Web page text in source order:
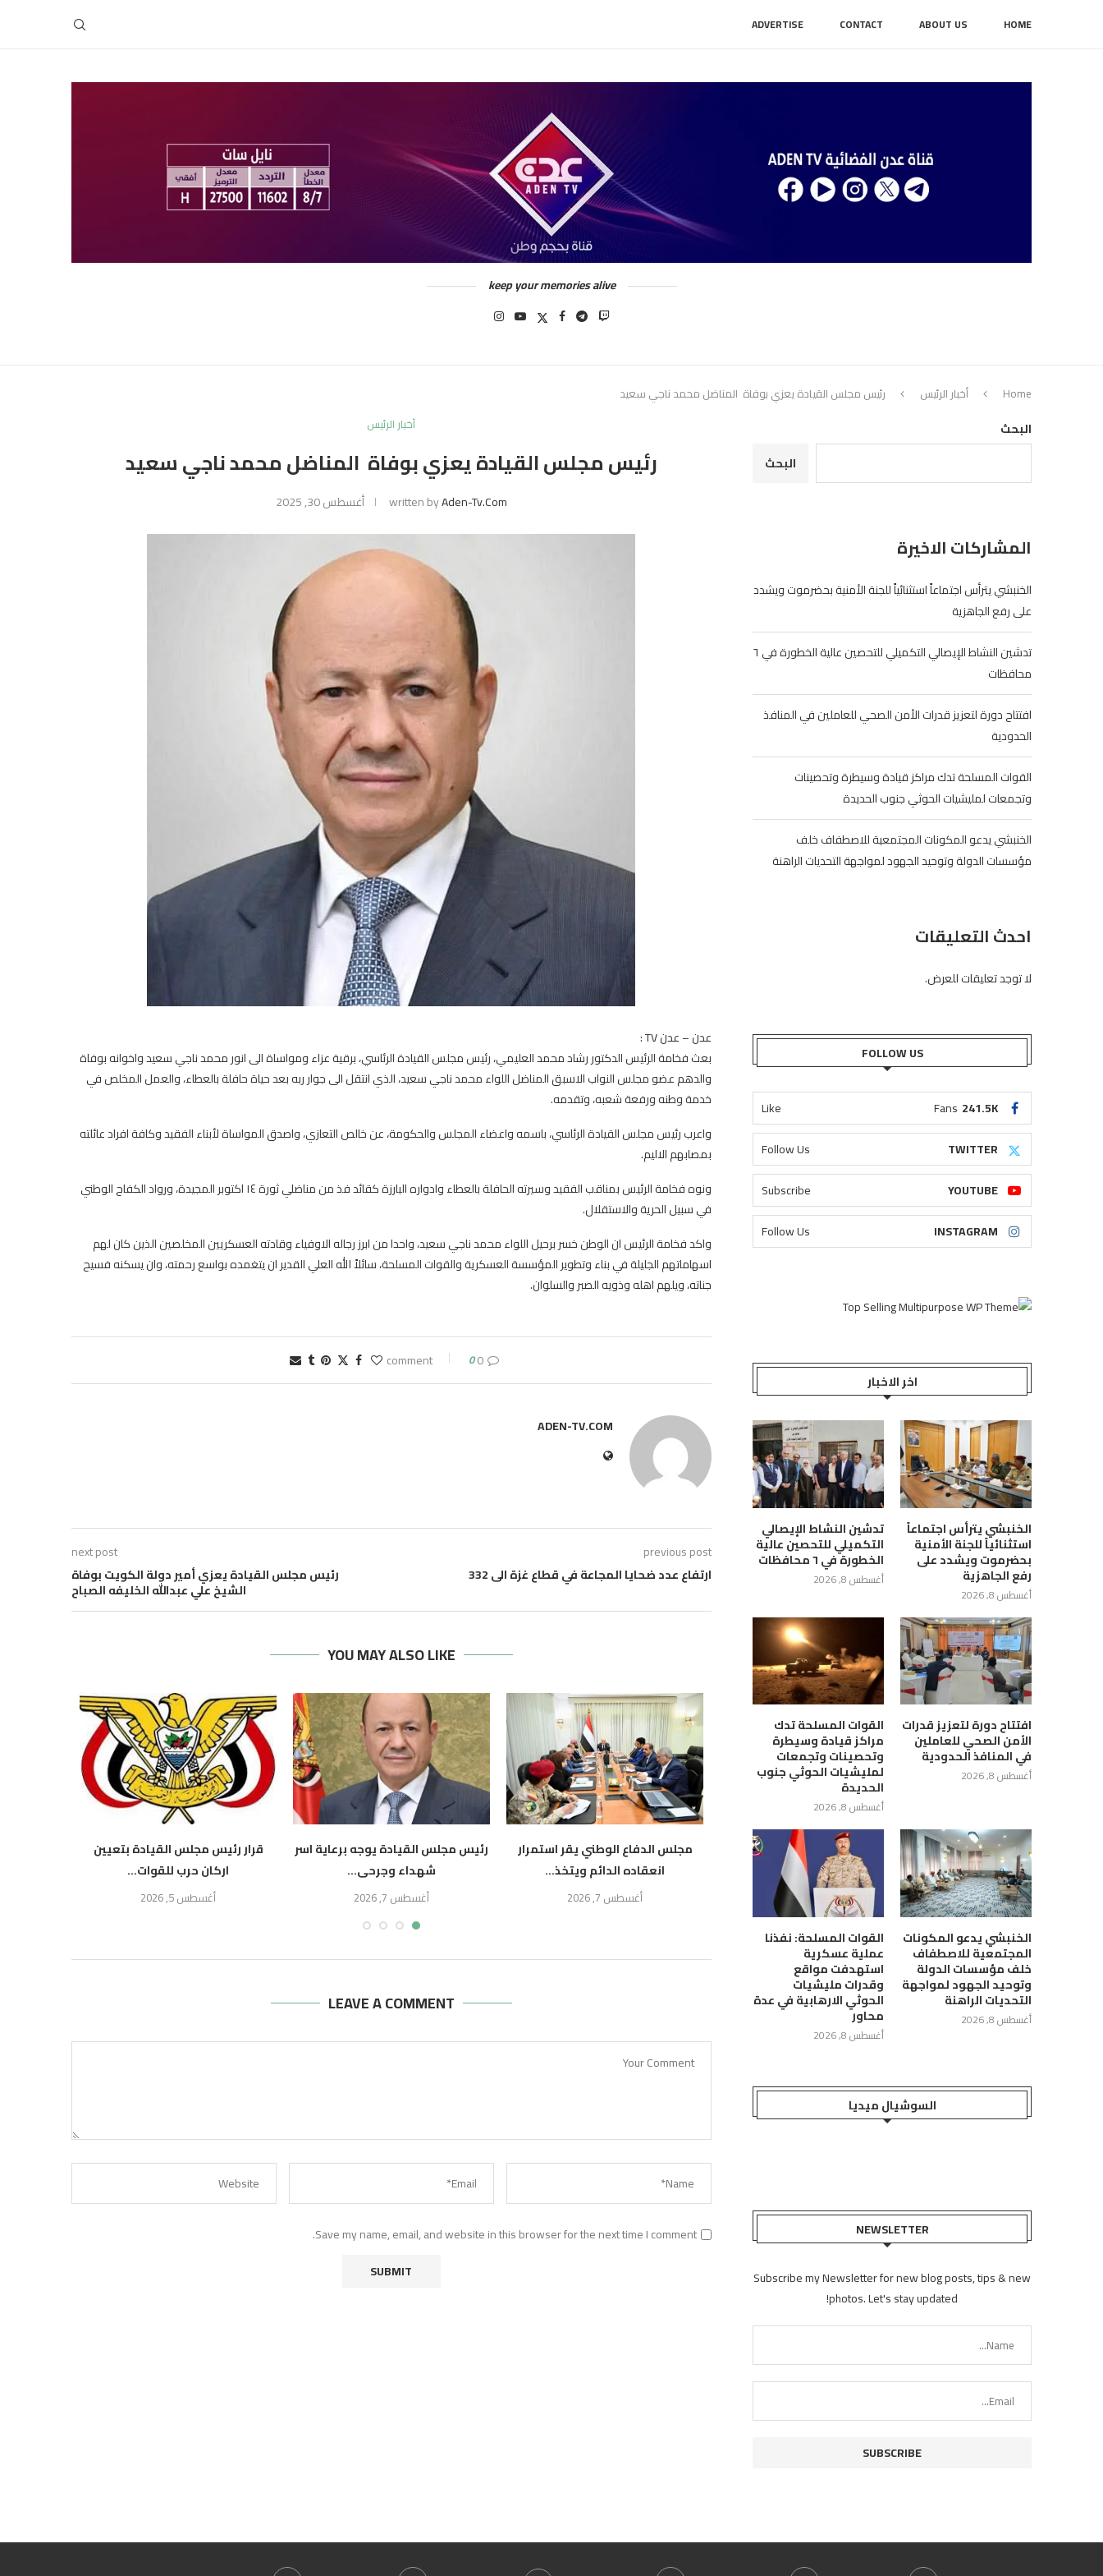
HOME
ABOUT US
CONTACT
ADVERTISE
keep your memories alive
Home أخبار الرئيس
رئيس مجلس القيادة يعزي بوفاة المناضل محمد ناجي سعيد
أخبار الرئيس
رئيس مجلس القيادة يعزي بوفاة المناضل محمد ناجي سعيد
written byAden-Tv.com أغسطس 30, 2025
عدن – عدن TV :
بعث فخامة الرئيس الدكتور رشاد محمد العليمي، رئيس مجلس القيادة الرئاسي، برقية عزاء ومواساة الى انور محمد ناجي سعيد واخوانه بوفاة
والدهم عضو مجلس النواب الاسبق المناضل اللواء محمد ناجي سعيد، الذي انتقل الى جوار ربه بعد حياة حافلة بالعطاء، والعمل المخلص في
خدمة وطنه ورفعة شعبه، وتقدمه.
واعرب رئيس مجلس القيادة الرئاسي، باسمه واعضاء المجلس والحكومة، عن خالص التعازي، واصدق المواساة لأبناء الفقيد وكافة افراد عائلته
بمصابهم الاليم.
ونوه فخامة الرئيس بمناقب الفقيد وسيرته الحافلة بالعطاء وادواره البارزة كقائد فذ من مناضلي ثورة ١٤ اكتوبر المجيدة، ورواد الكفاح الوطني
في سبيل الحرية والاستقلال.
واكد فخامة الرئيس ان الوطن خسر برحيل اللواء محمد ناجي سعيد، واحدا من ابرز رجاله الاوفياء وقادته العسكريين المخلصين الذين كان لهم
اسهاماتهم الجليلة في بناء وتطوير المؤسسة العسكرية والقوات المسلحة، سائلاً الله العلي القدير ان يتغمده بواسع رحمته، وان يسكنه فسيح
جناته، ويلهم اهله وذويه الصبر والسلوان.
0 comment
0
ADEN-TV.COM
previous post
ارتفاع عدد ضحايا المجاعة في قطاع غزة الى 332
next post
رئيس مجلس القيادة يعزي أمير دولة الكويت بوفاة
الشيخ علي عبدالله الخليفه الصباح
YOU MAY ALSO LIKE
باستمرار الدكتورة عهد
جعسوس في منصب...
أغسطس 2, 2026
رئيس مجلس القيادة يشيد بالتحالف
البحري متعدد الجنسيات...
يوليو 31, 2026
مجلس الدفاع الوطني يقر استمرار
انعقاده الدائم ويتخذ...
أغسطس 7, 2026
رئيس مجلس القيادة يوجه برعاية اسر
شهداء وجرحى...
أغسطس 7, 2026
قرار رئيس مجلس القيادة بتعيين
اركان حرب للقوات...
أغسطس 5, 2026
LEAVE A COMMENT
Save my name, email, and website in this browser for the next time I comment.
البحث
البحث
المشاركات الاخيرة
الخنبشي يترأس اجتماعاً استثنائياً للجنة الأمنية بحضرموت ويشدد
على رفع الجاهزية
تدشين النشاط الإيصالي التكميلي للتحصين عالية الخطورة في ٦
محافظات
افتتاح دورة لتعزيز قدرات الأمن الصحي للعاملين في المنافذ
الحدودية
القوات المسلحة تدك مراكز قيادة وسيطرة وتحصينات
وتجمعات لمليشيات الحوثي جنوب الحديدة
الخنبشي يدعو المكونات المجتمعية للاصطفاف خلف
مؤسسات الدولة وتوحيد الجهود لمواجهة التحديات الراهنة
احدث التعليقات
لا توجد تعليقات للعرض.
FOLLOW US
241.5K
Fans
Like
TWITTER
Follow Us
YOUTUBE
Subscribe
INSTAGRAM
Follow Us
اخر الاخبار
الخنبشي يترأس اجتماعاً
استثنائياً للجنة الأمنية
بحضرموت ويشدد على
رفع الجاهزية
أغسطس 8, 2026
تدشين النشاط الإيصالي
التكميلي للتحصين عالية
الخطورة في ٦ محافظات
أغسطس 8, 2026
افتتاح دورة لتعزيز قدرات
الأمن الصحي للعاملين
في المنافذ الحدودية
أغسطس 8, 2026
القوات المسلحة تدك
مراكز قيادة وسيطرة
وتحصينات وتجمعات
لمليشيات الحوثي جنوب
الحديدة
أغسطس 8, 2026
الخنبشي يدعو المكونات
المجتمعية للاصطفاف
خلف مؤسسات الدولة
وتوحيد الجهود لمواجهة
التحديات الراهنة
أغسطس 8, 2026
القوات المسلحة: نفذنا
عملية عسكرية
استهدفت مواقع
وقدرات مليشيات
الحوثي الارهابية في عدة
محاور
أغسطس 8, 2026
السوشيال ميديا
NEWSLETTER
Subscribe my Newsletter for new blog posts, tips & new
photos. Let's stay updated!